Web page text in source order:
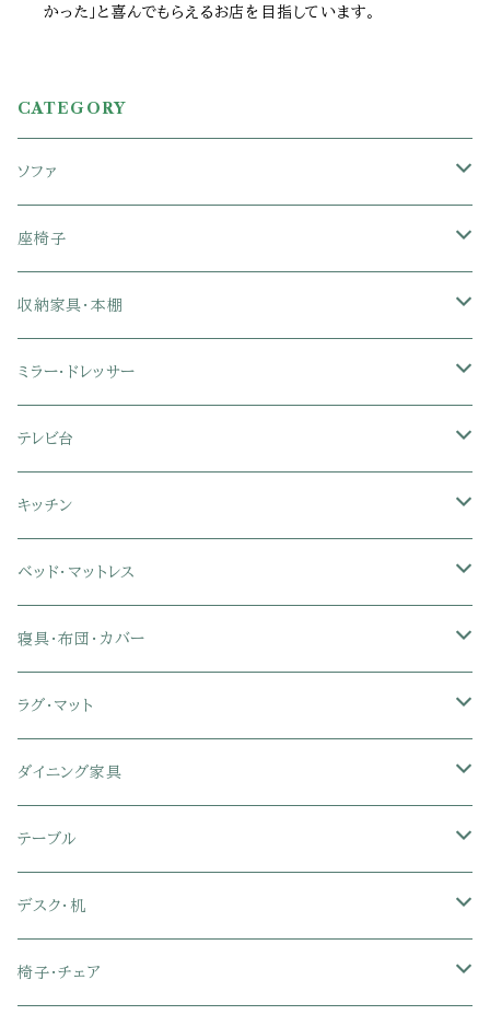
かった」と喜んでもらえるお店を目指しています。
CATEGORY
ソファ
1人掛けソファ
2人掛けソファ
3人掛けソファ
フロアソファ・ローソファ
ソファベッド
カウチソファ・コーナーソファ
リクライニングソファ
スツール・オットマン
クッションソファ
革・レザー・合皮ソファ
布張り・ファブリックソファ
ソファカバー
座椅子
1人掛け座椅子
2人掛け座椅子
リクライニング座椅子
肘付き座椅子
座椅子カバー
ポケットコイル座椅子
収納家具・本棚
カラーボックス
本棚・書棚
衣類・タンス・チェスト
ハンガーラック
ラック・シェルフ
スチールラック・メタルラック
衣装ケース・壁面収納・ワードローブ
キャビネット・サイドボード
ランドリー・トイレ収納
玄関収納
ミラー・ドレッサー
ドレッサー・鏡台
ミラー・スタンドミラー
テレビ台
壁面収納・ハイタイプテレビ台
ミドルタイプテレビ台
ロータイプテレビ台
コーナーテレビ台
伸縮テレビ台
テレビスタンド
サイドチェスト
幅90cm以下テレビ台
キッチン
食器棚・キッチンボード
レンジ台
キッチンワゴン
キッチンカウンター
キッチンラック・冷蔵庫ラック
隙間収納
キッチンマット
ベッド・マットレス
ローベッド
セミシングル
シングル
収納付きベッド
セミシングル
シングル
パネルベッド
セミシングル
シングル
すのこベッド
セミシングル
シングル
脚付きマットレス
セミシングル
パイプベッド
寝具・布団・カバー
掛け布団
敷き布団
布団セット
枕
タオルケット・ガーゼケット
ラグ・マット
ラグ・カーペット
玄関マット
キッチンマット
フローリングマット
ダイニング家具
ダイニングテーブル
ダイニングチェア・ベンチ
ダイニングテーブルセット
テーブル
サイドテーブル
ウッドテーブル
デスク・机
パソコン・オフィスデスク
椅子・チェア